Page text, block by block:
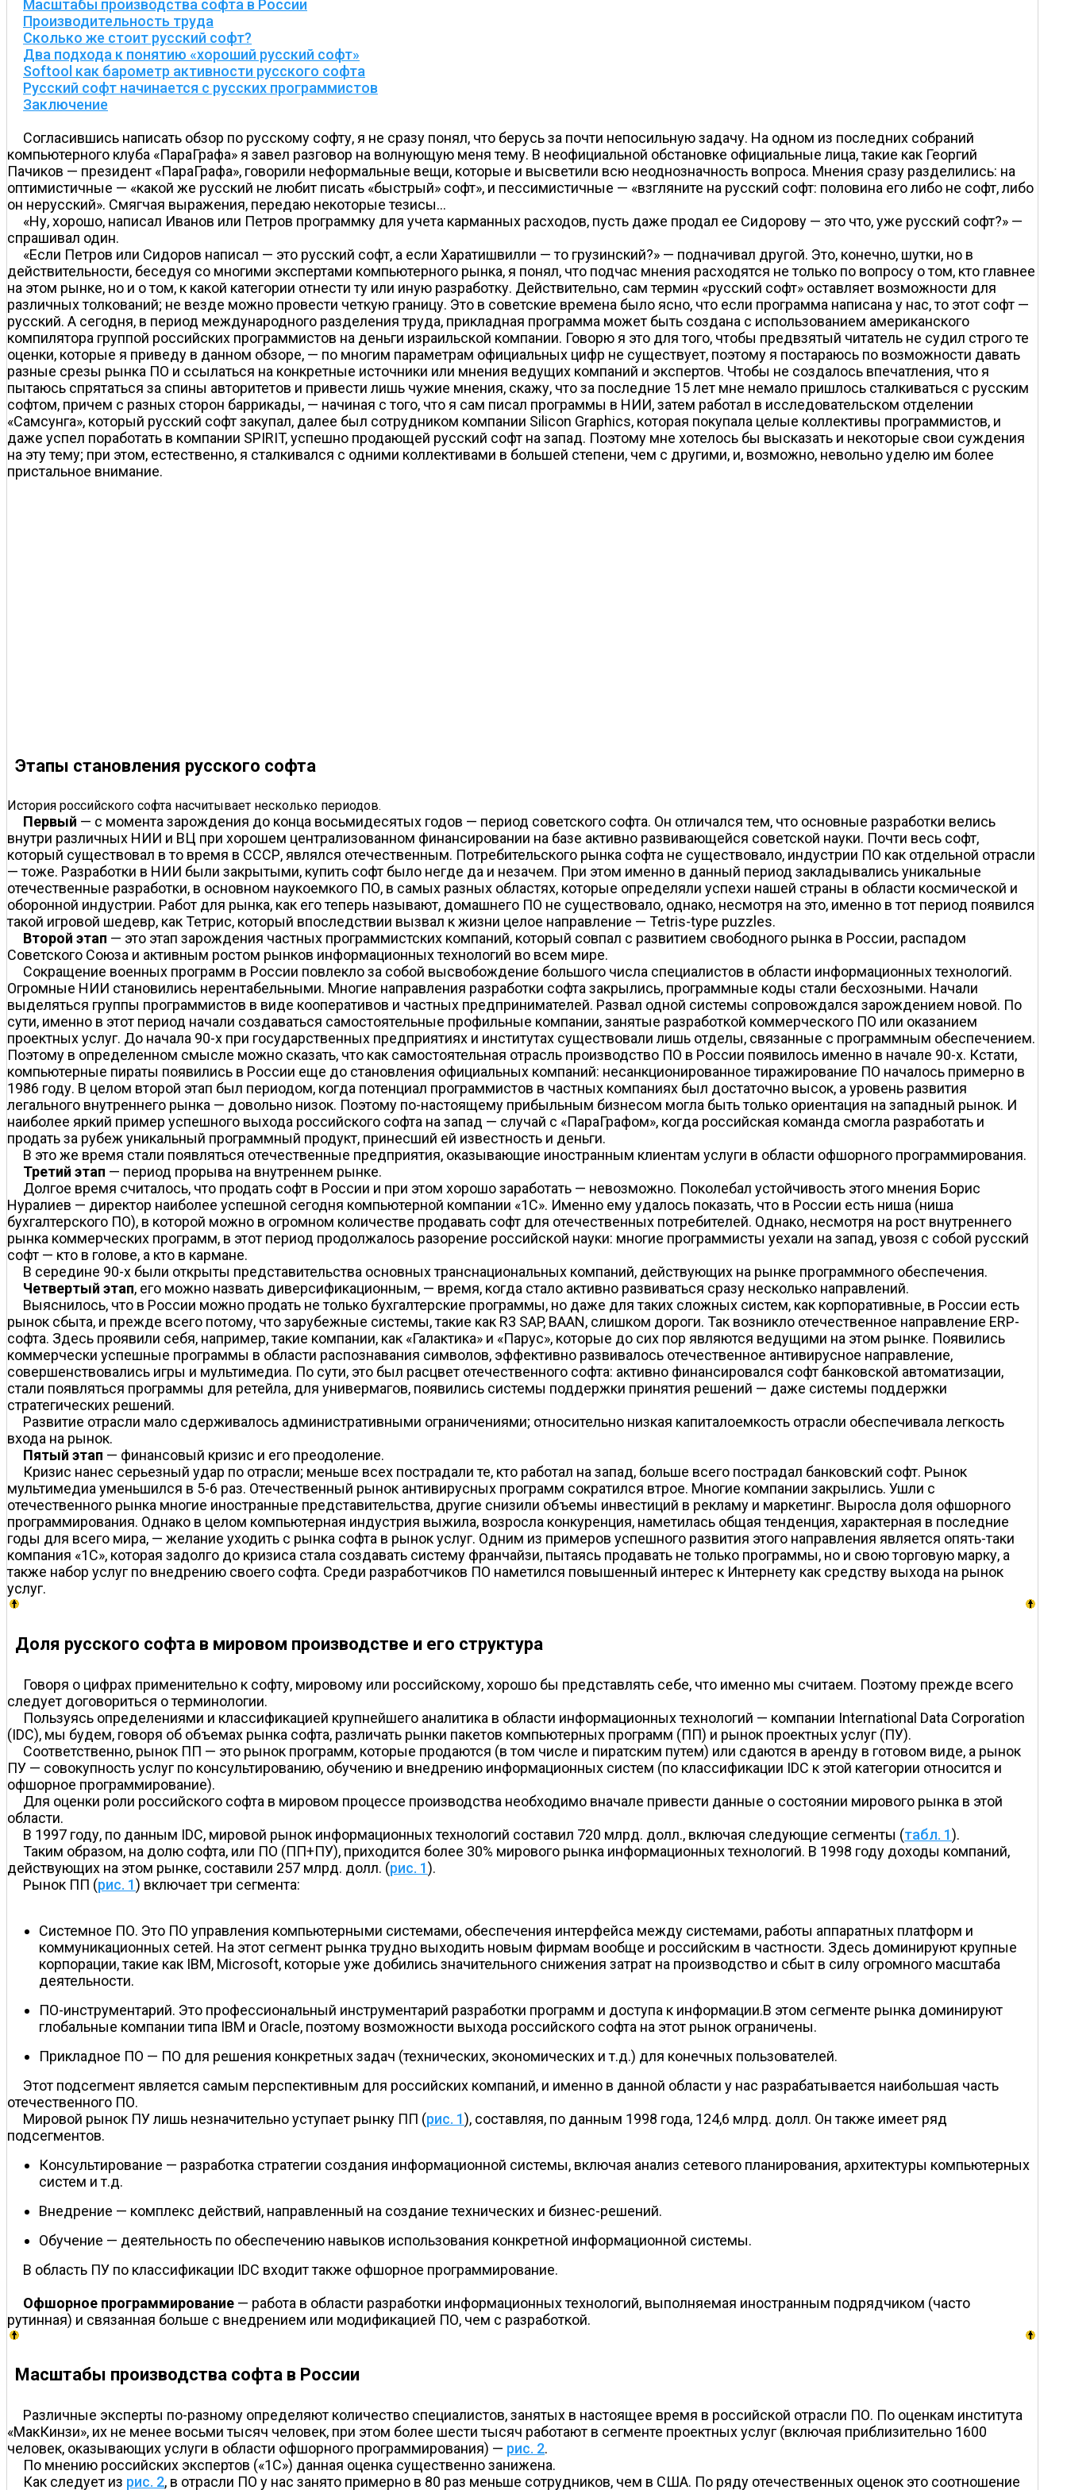
Масштабы производства софта в России
Производительность труда
Сколько же стоит русский софт?
Два подхода к понятию «хороший русский софт»
Softool как барометр активности русского софта
Русский софт начинается с русских программистов
Заключение
Согласившись написать обзор по русскому софту, я не сразу понял, что берусь за почти непосильную задачу. На одном из последних собраний
компьютерного клуба «ПараГрафа» я завел разговор на волнующую меня тему. В неофициальной обстановке официальные лица, такие как Георгий
Пачиков — президент «ПараГрафа», говорили неформальные вещи, которые и высветили всю неоднозначность вопроса. Мнения сразу разделились: на
оптимистичные — «какой же русский не любит писать «быстрый» софт», и пессимистичные — «взгляните на русский софт: половина его либо не софт, либо
он нерусский». Смягчая выражения, передаю некоторые тезисы…
«Ну, хорошо, написал Иванов или Петров программку для учета карманных расходов, пусть даже продал ее Сидорову — это что, уже русский софт?» —
спрашивал один.
«Если Петров или Сидоров написал — это русский софт, а если Харатишвилли — то грузинский?» — подначивал другой. Это, конечно, шутки, но в
действительности, беседуя со многими экспертами компьютерного рынка, я понял, что подчас мнения расходятся не только по вопросу о том, кто главнее
на этом рынке, но и о том, к какой категории отнести ту или иную разработку. Действительно, сам термин «русский софт» оставляет возможности для
различных толкований; не везде можно провести четкую границу. Это в советские времена было ясно, что если программа написана у нас, то этот софт —
русский. А сегодня, в период международного разделения труда, прикладная программа может быть создана с использованием американского
компилятора группой российских программистов на деньги израильской компании. Говорю я это для того, чтобы предвзятый читатель не судил строго те
оценки, которые я приведу в данном обзоре, — по многим параметрам официальных цифр не существует, поэтому я постараюсь по возможности давать
разные срезы рынка ПО и ссылаться на конкретные источники или мнения ведущих компаний и экспертов. Чтобы не создалось впечатления, что я
пытаюсь спрятаться за спины авторитетов и привести лишь чужие мнения, скажу, что за последние 15 лет мне немало пришлось сталкиваться с русским
софтом, причем с разных сторон баррикады, — начиная с того, что я сам писал программы в НИИ, затем работал в исследовательском отделении
«Самсунга», который русский софт закупал, далее был сотрудником компании Silicon Graphics, которая покупала целые коллективы программистов, и
даже успел поработать в компании SPIRIT, успешно продающей русский софт на запад. Поэтому мне хотелось бы высказать и некоторые свои суждения
на эту тему; при этом, естественно, я сталкивался с одними коллективами в большей степени, чем с другими, и, возможно, невольно уделю им более
пристальное внимание.
Этапы становления русского софта
История российского софта насчитывает несколько периодов.
Первый — с момента зарождения до конца восьмидесятых годов — период советского софта. Он отличался тем, что основные разработки велись
внутри различных НИИ и ВЦ при хорошем централизованном финансировании на базе активно развивающейся советской науки. Почти весь софт,
который существовал в то время в СССР, являлся отечественным. Потребительского рынка софта не существовало, индустрии ПО как отдельной отрасли
— тоже. Разработки в НИИ были закрытыми, купить софт было негде да и незачем. При этом именно в данный период закладывались уникальные
отечественные разработки, в основном наукоемкого ПО, в самых разных областях, которые определяли успехи нашей страны в области космической и
оборонной индустрии. Работ для рынка, как его теперь называют, домашнего ПО не существовало, однако, несмотря на это, именно в тот период появился
такой игровой шедевр, как Тетрис, который впоследствии вызвал к жизни целое направление — Tetris-type puzzles.
Второй этап — это этап зарождения частных программистских компаний, который совпал с развитием свободного рынка в России, распадом
Советского Союза и активным ростом рынков информационных технологий во всем мире.
Сокращение военных программ в России повлекло за собой высвобождение большого числа специалистов в области информационных технологий.
Огромные НИИ становились нерентабельными. Многие направления разработки софта закрылись, программные коды стали бесхозными. Начали
выделяться группы программистов в виде кооперативов и частных предпринимателей. Развал одной системы сопровождался зарождением новой. По
сути, именно в этот период начали создаваться самостоятельные профильные компании, занятые разработкой коммерческого ПО или оказанием
проектных услуг. До начала 90-х при государственных предприятиях и институтах существовали лишь отделы, связанные с программным обеспечением.
Поэтому в определенном смысле можно сказать, что как самостоятельная отрасль производство ПО в России появилось именно в начале 90-х. Кстати,
компьютерные пираты появились в России еще до становления официальных компаний: несанкционированное тиражирование ПО началось примерно в
1986 году. В целом второй этап был периодом, когда потенциал программистов в частных компаниях был достаточно высок, а уровень развития
легального внутреннего рынка — довольно низок. Поэтому по-настоящему прибыльным бизнесом могла быть только ориентация на западный рынок. И
наиболее яркий пример успешного выхода российского софта на запад — случай с «ПараГрафом», когда российская команда смогла разработать и
продать за рубеж уникальный программный продукт, принесший ей известность и деньги.
В это же время стали появляться отечественные предприятия, оказывающие иностранным клиентам услуги в области офшорного программирования.
Третий этап — период прорыва на внутреннем рынке.
Долгое время считалось, что продать софт в России и при этом хорошо заработать — невозможно. Поколебал устойчивость этого мнения Борис
Нуралиев — директор наиболее успешной сегодня компьютерной компании «1С». Именно ему удалось показать, что в России есть ниша (ниша
бухгалтерского ПО), в которой можно в огромном количестве продавать софт для отечественных потребителей. Однако, несмотря на рост внутреннего
рынка коммерческих программ, в этот период продолжалось разорение российской науки: многие программисты уехали на запад, увозя с собой русский
софт — кто в голове, а кто в кармане.
В середине 90-х были открыты представительства основных транснациональных компаний, действующих на рынке программного обеспечения.
Четвертый этап, его можно назвать диверсификационным, — время, когда стало активно развиваться сразу несколько направлений.
Выяснилось, что в России можно продать не только бухгалтерские программы, но даже для таких сложных систем, как корпоративные, в России есть
рынок сбыта, и прежде всего потому, что зарубежные системы, такие как R3 SAP, BAAN, слишком дороги. Так возникло отечественное направление ERP-
софта. Здесь проявили себя, например, такие компании, как «Галактика» и «Парус», которые до сих пор являются ведущими на этом рынке. Появились
коммерчески успешные программы в области распознавания символов, эффективно развивалось отечественное антивирусное направление,
совершенствовались игры и мультимедиа. По сути, это был расцвет отечественного софта: активно финансировался софт банковской автоматизации,
стали появляться программы для ретейла, для универмагов, появились системы поддержки принятия решений — даже системы поддержки
стратегических решений.
Развитие отрасли мало сдерживалось административными ограничениями; относительно низкая капиталоемкость отрасли обеспечивала легкость
входа на рынок.
Пятый этап — финансовый кризис и его преодоление.
Кризис нанес серьезный удар по отрасли; меньше всех пострадали те, кто работал на запад, больше всего пострадал банковский софт. Рынок
мультимедиа уменьшился в 5-6 раз. Отечественный рынок антивирусных программ сократился втрое. Многие компании закрылись. Ушли с
отечественного рынка многие иностранные представительства, другие снизили объемы инвестиций в рекламу и маркетинг. Выросла доля офшорного
программирования. Однако в целом компьютерная индустрия выжила, возросла конкуренция, наметилась общая тенденция, характерная в последние
годы для всего мира, — желание уходить с рынка софта в рынок услуг. Одним из примеров успешного развития этого направления является опять-таки
компания «1С», которая задолго до кризиса стала создавать систему франчайзи, пытаясь продавать не только программы, но и свою торговую марку, а
также набор услуг по внедрению своего софта. Среди разработчиков ПО наметился повышенный интерес к Интернету как средству выхода на рынок
услуг.
Доля русского софта в мировом производстве и его структура
Говоря о цифрах применительно к софту, мировому или российскому, хорошо бы представлять себе, что именно мы считаем. Поэтому прежде всего
следует договориться о терминологии.
Пользуясь определениями и классификацией крупнейшего аналитика в области информационных технологий — компании International Data Corporation
(IDC), мы будем, говоря об объемах рынка софта, различать рынки пакетов компьютерных программ (ПП) и рынок проектных услуг (ПУ).
Соответственно, рынок ПП — это рынок программ, которые продаются (в том числе и пиратским путем) или сдаются в аренду в готовом виде, а рынок
ПУ — совокупность услуг по консультированию, обучению и внедрению информационных систем (по классификации IDC к этой категории относится и
офшорное программирование).
Для оценки роли российского софта в мировом процессе производства необходимо вначале привести данные о состоянии мирового рынка в этой
области.
В 1997 году, по данным IDC, мировой рынок информационных технологий составил 720 млрд. долл., включая следующие сегменты (табл. 1).
Таким образом, на долю софта, или ПО (ПП+ПУ), приходится более 30% мирового рынка информационных технологий. В 1998 году доходы компаний,
действующих на этом рынке, составили 257 млрд. долл. (рис. 1).
Рынок ПП (рис. 1) включает три сегмента:
Системное ПО. Это ПО управления компьютерными системами, обеспечения интерфейса между системами, работы аппаратных платформ и
коммуникационных сетей. На этот сегмент рынка трудно выходить новым фирмам вообще и российским в частности. Здесь доминируют крупные
корпорации, такие как IBM, Microsoft, которые уже добились значительного снижения затрат на производство и сбыт в силу огромного масштаба
деятельности.
ПО-инструментарий. Это профессиональный инструментарий разработки программ и доступа к информации.В этом сегменте рынка доминируют
глобальные компании типа IBM и Oracle, поэтому возможности выхода российского софта на этот рынок ограничены.
Прикладное ПО — ПО для решения конкретных задач (технических, экономических и т.д.) для конечных пользователей.
Этот подсегмент является самым перспективным для российских компаний, и именно в данной области у нас разрабатывается наибольшая часть
отечественного ПО.
Мировой рынок ПУ лишь незначительно уступает рынку ПП (рис. 1), составляя, по данным 1998 года, 124,6 млрд. долл. Он также имеет ряд
подсегментов.
Консультирование — разработка стратегии создания информационной системы, включая анализ сетевого планирования, архитектуры компьютерных
систем и т.д.
Внедрение — комплекс действий, направленный на создание технических и бизнес-решений.
Обучение — деятельность по обеспечению навыков использования конкретной информационной системы.
В область ПУ по классификации IDC входит также офшорное программирование.
Офшорное программирование — работа в области разработки информационных технологий, выполняемая иностранным подрядчиком (часто
рутинная) и связанная больше с внедрением или модификацией ПО, чем с разработкой.
Масштабы производства софта в России
Различные эксперты по-разному определяют количество специалистов, занятых в настоящее время в российской отрасли ПО. По оценкам института
«МакКинзи», их не менее восьми тысяч человек, при этом более шести тысяч работают в сегменте проектных услуг (включая приблизительно 1600
человек, оказывающих услуги в области офшорного программирования) — рис. 2.
По мнению российских экспертов («1С») данная оценка существенно занижена.
Как следует из рис. 2, в отрасли ПО у нас занято примерно в 80 раз меньше сотрудников, чем в США. По ряду отечественных оценок это соотношение